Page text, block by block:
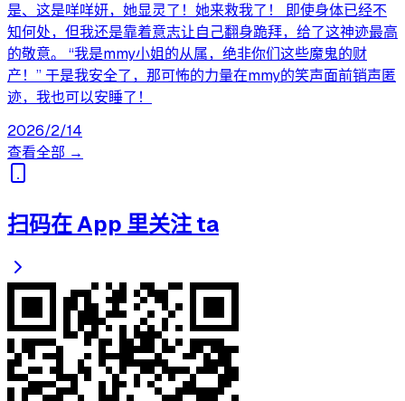
是、这是咩咩妍，她显灵了！她来救我了！ 即使身体已经不
知何处，但我还是靠着意志让自己翻身跪拜，给了这神迹最高
的敬意。 “我是mmy小姐的从属，绝非你们这些魔鬼的财
产！” 于是我安全了，那可怖的力量在mmy的笑声面前销声匿
迹，我也可以安睡了！
2026/2/14
查看全部 →
扫码在 App 里关注 ta